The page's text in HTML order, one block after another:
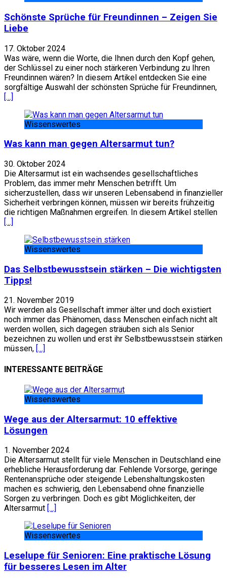
Schönste Sprüche für Freundinnen – Zeigen Sie
Liebe
17. Oktober 2024
Was wäre, wenn die Worte, die Ihnen durch den Kopf gehen,
der Schlüssel zu einer noch stärkeren Verbindung zu Ihren
Freundinnen wären? In diesem Artikel entdecken Sie eine
sorgfältige Auswahl der schönsten Sprüche für Freundinnen,
[…]
Wissenswertes
Was kann man gegen Altersarmut tun?
30. Oktober 2024
Die Altersarmut ist ein wachsendes gesellschaftliches
Problem, das immer mehr Menschen betrifft. Um
sicherzustellen, dass wir unseren Lebensabend in finanzieller
Sicherheit verbringen können, müssen wir bereits frühzeitig
die richtigen Maßnahmen ergreifen. In diesem Artikel stellen
[…]
Wissenswertes
Das Selbstbewusstsein stärken – Die wichtigsten
Tipps!
21. November 2019
Wir werden als Gesellschaft immer älter und doch existiert
noch immer das Phänomen, dass Menschen einfach nicht alt
werden wollen, sich dagegen sträuben sich als Senior
bezeichnen zu wollen und erst ihr Selbstbewusstsein stärken
müssen, […]
INTERESSANTE BEITRÄGE
Wissenswertes
Wege aus der Altersarmut: 10 effektive
Lösungen
1. November 2024
Die Altersarmut stellt für viele Menschen in Deutschland eine
erhebliche Herausforderung dar. Fehlende Vorsorge, geringe
Rentenansprüche oder steigende Lebenshaltungskosten
machen es schwierig, den Lebensabend ohne finanzielle
Sorgen zu verbringen. Doch es gibt Möglichkeiten, der
Altersarmut […]
Wissenswertes
Leselupe für Senioren: Eine praktische Lösung
für besseres Lesen im Alter